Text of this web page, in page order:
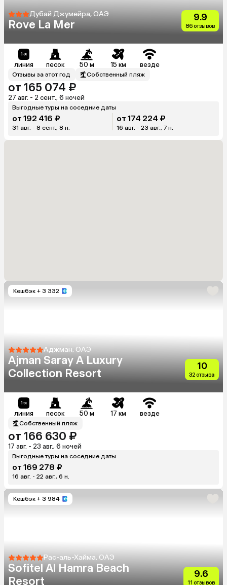
Дубай Джумейра, ОАЭ
Rove La Mer
9.9
86 отзывов
линия песок 50 м 15 км везде
Отзывы за этот год Собственный пляж
от 165 074 ₽
27 авг. - 2 сент., 6 ночей
Выгодные туры на соседние даты
от 192 416 ₽
31 авг. - 8 сент., 8 н.
от 174 224 ₽
16 авг. - 23 авг., 7 н.
Кешбэк + 3 332
Аджман, ОАЭ
Ajman Saray A Luxury
Collection Resort
10
32 отзыва
линия песок 50 м 17 км везде
Собственный пляж
от 166 630 ₽
17 авг. - 23 авг., 6 ночей
Выгодные туры на соседние даты
от 169 278 ₽
16 авг. - 22 авг., 6 н.
Кешбэк + 3 984
Рас-аль-Хайма, ОАЭ
Sofitel Al Hamra Beach
Resort
9.6
11 отзывов